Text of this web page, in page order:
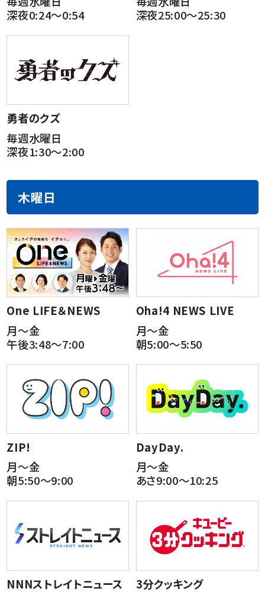
深夜0:24～0:54
深夜25:00～25:30
勇者のクズ
毎週水曜日
深夜1:30～2:00
木曜日
One LIFE＆NEWS
月～金
午後3:48～7:00
Oha!4 NEWS LIVE
月～金
朝5:00～5:50
ZIP!
月～金
朝5:50～9:00
DayDay.
月～金
あさ9:00～10:25
NNNストレイトニュース
3分クッキング